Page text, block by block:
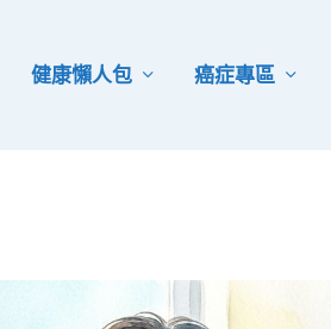
健康懶人包 癌症專區